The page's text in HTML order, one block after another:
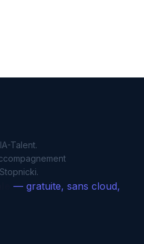
Talent.
— gratuite, sans cloud,